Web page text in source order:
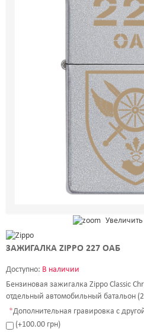
ЗАЖИГАЛКА ZIPPO 227 ОАБ
Доступно: В наличии
Бензиновая зажигалка Zippo Classic
отдельный автомобильный батальон
*Дополнительная гравировка с
(+100.00 грн)